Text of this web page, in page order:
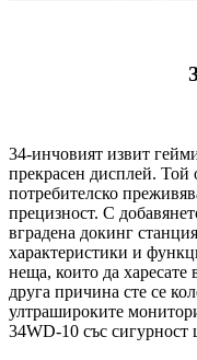
34-инчовият извит
прекрасен дисплей. Той
потребителско
прецизност. С
вградена докинг
характеристики и
неща, които да
друга причина сте се
ултрашироките
34WD-10 със